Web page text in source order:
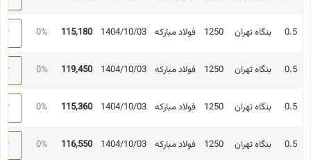
0.5 بنگاه تهران 1250 فولاد مبارکه 1404/10/03
115,180
0%
0.5 بنگاه تهران 1250 فولاد مبارکه 1404/10/03
119,450
0%
0.5 بنگاه تهران 1250 فولاد مبارکه 1404/10/03
115,360
0%
0.5 بنگاه تهران 1250 فولاد مبارکه 1404/10/03
116,550
0%